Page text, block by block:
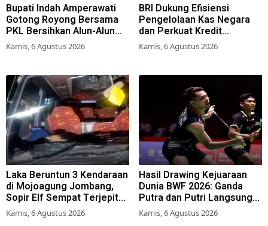
Bupati Indah Amperawati
Gotong Royong Bersama
PKL Bersihkan Alun-Alun
Lumajang
Kamis, 6 Agustus 2026
BRI Dukung Efisiensi
Pengelolaan Kas Negara
dan Perkuat Kredit
Berkualitas demi Dongkrak
Sektor Riil
Kamis, 6 Agustus 2026
Laka Beruntun 3 Kendaraan
di Mojoagung Jombang,
Sopir Elf Sempat Terjepit
Kemudi
Kamis, 6 Agustus 2026
Hasil Drawing Kejuaraan
Dunia BWF 2026: Ganda
Putra dan Putri Langsung
Lolos Babak Kedua, 6 Wakil
Bertarung dari Awal
Kamis, 6 Agustus 2026